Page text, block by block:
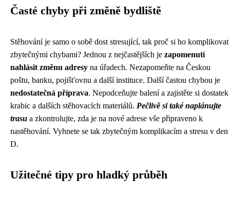
Časté chyby při změně bydliště
Stěhování je samo o sobě dost stresující, tak proč si ho komplikovat
zbytečnými chybami? Jednou z nejčastějších je zapomenutí
nahlásit změnu adresy na úřadech. Nezapomeňte na Českou
poštu, banku, pojišťovnu a další instituce. Další častou chybou je
nedostatečná příprava. Nepodceňujte balení a zajistěte si dostatek
krabic a dalších stěhovacích materiálů. Pečlivě si také naplánujte
trasu a zkontrolujte, zda je na nové adrese vše připraveno k
nastěhování. Vyhnete se tak zbytečným komplikacím a stresu v den
D.
Užitečné tipy pro hladký průběh